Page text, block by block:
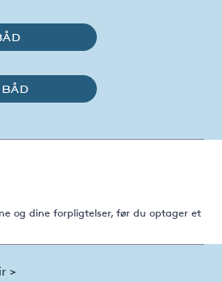
og dine forpligtelser, før du optager et
>